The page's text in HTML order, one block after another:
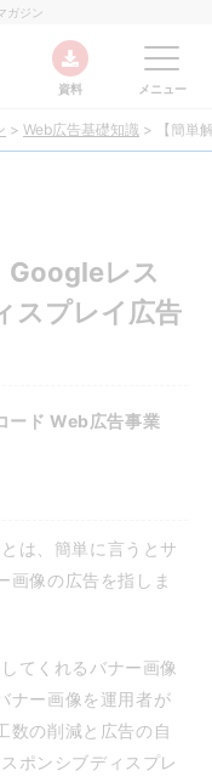
ガジン
資料 メニュー
> Web広告基礎知識 > 【簡
Googleレス
スプレイ広告
ード Web広告事業
は、簡単に言うとサ
画像の広告を指しま
てくれるバナー画像
ナー画像を運用者が
数の削減と広告の自
ポンシブディスプレ